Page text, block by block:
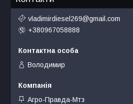
vladimirdiesel269@gmail.com
+380967058888
Володимир
Агро-Правда-Мтз